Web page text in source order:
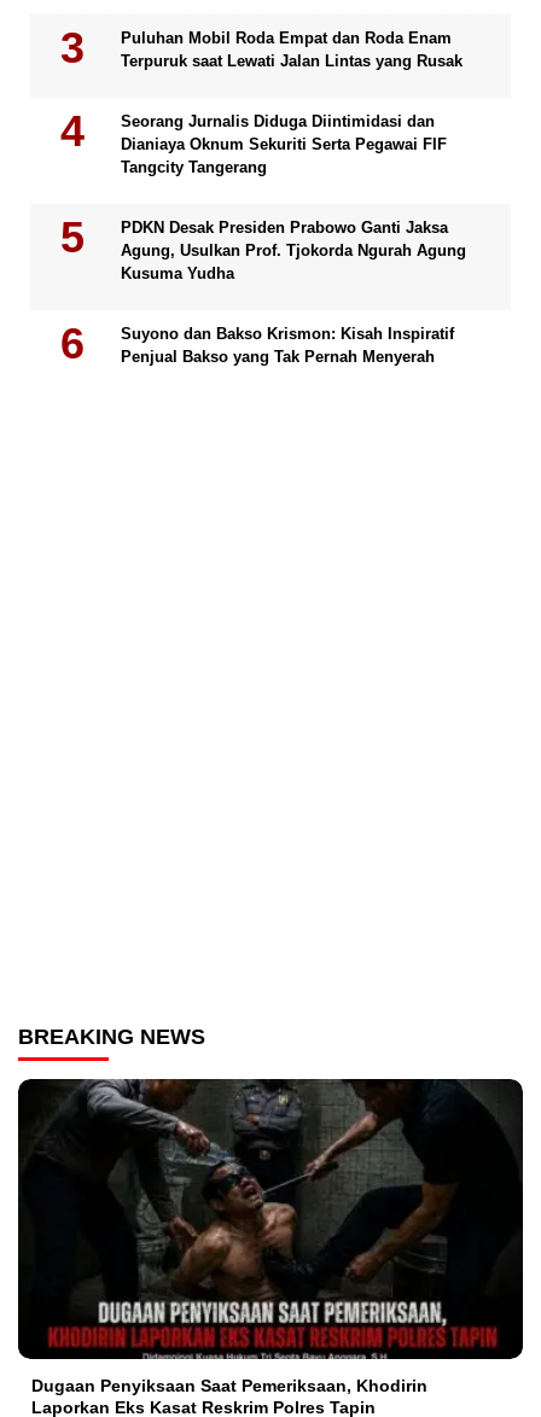
Puluhan Mobil Roda Empat dan Roda Enam
Terpuruk saat Lewati Jalan Lintas yang Rusak
Seorang Jurnalis Diduga Diintimidasi dan
Dianiaya Oknum Sekuriti Serta Pegawai FIF
Tangcity Tangerang
PDKN Desak Presiden Prabowo Ganti Jaksa
Agung, Usulkan Prof. Tjokorda Ngurah Agung
Kusuma Yudha
Suyono dan Bakso Krismon: Kisah Inspiratif
Penjual Bakso yang Tak Pernah Menyerah
BREAKING NEWS
Dugaan Penyiksaan Saat Pemeriksaan, Khodirin
Laporkan Eks Kasat Reskrim Polres Tapin